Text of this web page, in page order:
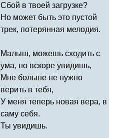
Сбой в твоей загрузке?
Но может быть это пустой
трек, потерянная мелодия.
Малыш, можешь сходить с
ума, но вскоре увидишь,
Мне больше не нужно
верить в тебя,
У меня теперь новая вера, в
саму себя.
Ты увидишь.